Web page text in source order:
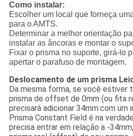
Como instalar:
Escolher um local que forneça
para o AMTS.
Determinar a melhor orientação
instalar as âncoras e montar o
Fixar o prisma no suporte, girá-lo
apertar o parafuso de montagem.
Deslocamento de um prisma
Da mesma forma, se você estiver
prisma de offset de 0mm (ou fita
precisará adicionar 34mm.com um
Prisma Constant Field é na
precisa entrar em relação a -